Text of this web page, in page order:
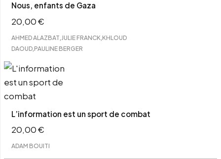
Nous, enfants de Gaza
20,00€
AHMED ALAZBAT JULIE FRANCK KHLOUD
DAOUD PAULINE BERGER
L’information est un sport de combat
20,00€
ADAM BOUITI